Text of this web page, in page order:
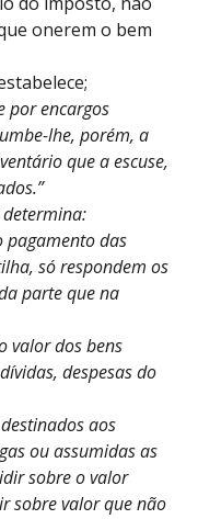
onerem o bem
por encargos
lhe, porém, a
que a escuse,
pagamento das
só respondem os
parte que na
valor dos bens
despesas do
aos
ou assumidas as
sobre o valor
sobre valor que não